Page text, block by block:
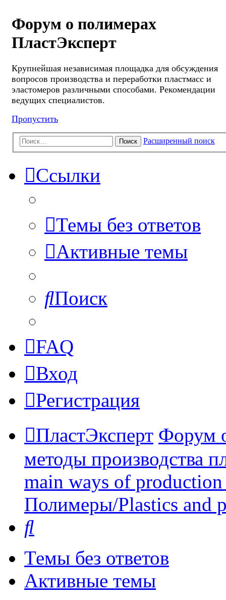
Форум о полимерах
ПластЭксперт
Крупнейшая независимая площадка для обсуждения
вопросов производства и переработки пластмасс и
эластомеров различными способами. Рекомендации
ведущих специалистов.
Пропустить
Поиск Расширенный поиск
Ссылки
Темы без ответов
Активные темы
Поиск
FAQ
Вход
Регистрация
ПластЭксперт Форум
методы производства
main ways of
Полимеры/Plastics and
Темы без ответов
Активные темы